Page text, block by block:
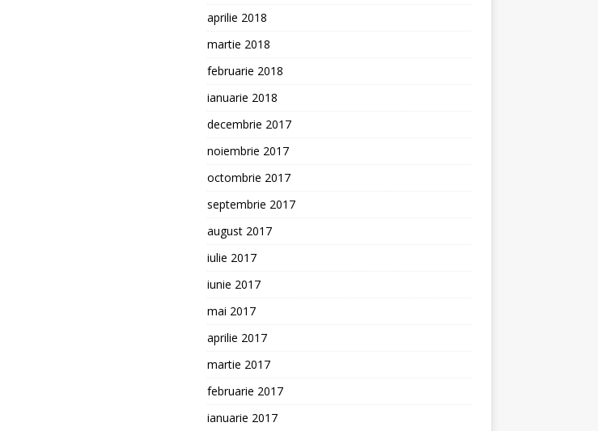
aprilie 2018
martie 2018
februarie 2018
ianuarie 2018
decembrie 2017
noiembrie 2017
octombrie 2017
septembrie 2017
august 2017
iulie 2017
iunie 2017
mai 2017
aprilie 2017
martie 2017
februarie 2017
ianuarie 2017